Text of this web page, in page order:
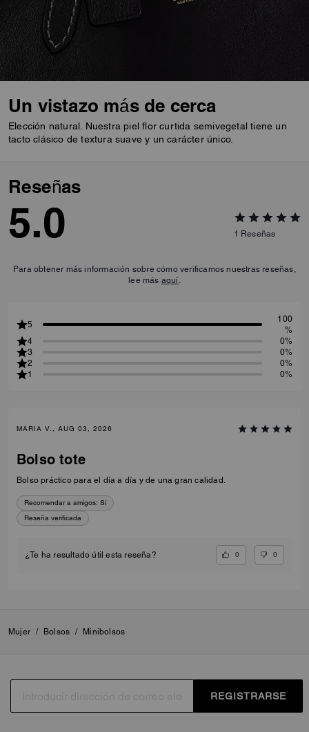
Un vistazo más de cerca
Elección natural. Nuestra piel flor curtida semivegetal tiene un
tacto clásico de textura suave y un carácter único.
Reseñas
5.0 1 Reseñas
Para obtener más información sobre cómo verificamos nuestras reseñas,
lee más aquí
5
100
%
4
0%
3
0%
2
0%
1
0%
MARIA V., AUG 03, 2026
Bolso tote
Bolso práctico para el día a día y de una gran calidad.
Recomendar a amigos: Sí
Reseña verificada
¿Te ha resultado útil esta reseña? 0 0
Mujer / Bolsos / Minibolsos
REGISTRARSE